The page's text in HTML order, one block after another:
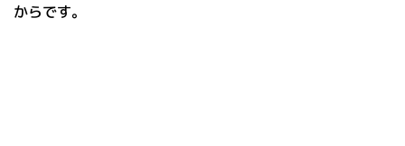
からです。